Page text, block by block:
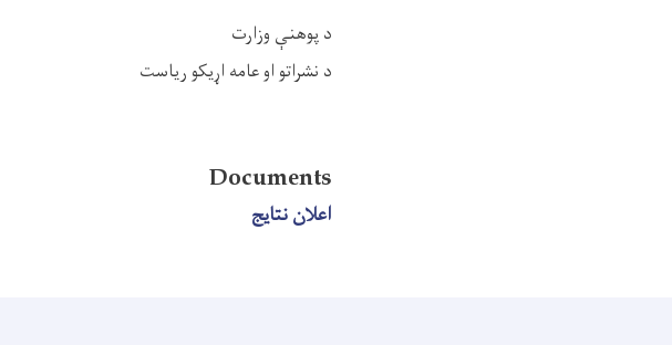
د پوهنې وزارت
د نشراتو او عامه اړیکو ریاست
Documents
اعلان نتایج